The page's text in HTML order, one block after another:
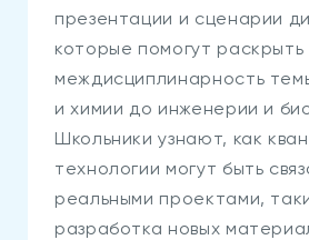
презентации и сценарии
которые помогут раскрыть
междисциплинарность
и химии до инженерии и
Школьники узнают, как
технологии могут быть
реальными проектами,
разработка новых